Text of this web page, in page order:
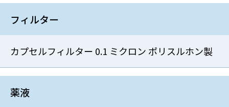
フィルター
カプセルフィルター 0.1 ミクロン ポリスルホン製
薬液